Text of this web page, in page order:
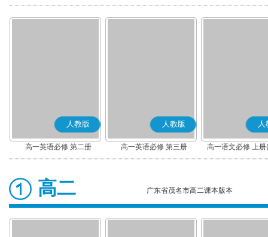
治(部编版)
版)
人教版
高一英语必修 第二册
人教版
高一英语必修 第三册
人
高一语文必修 上
高二 广东省茂名市高二课本版本